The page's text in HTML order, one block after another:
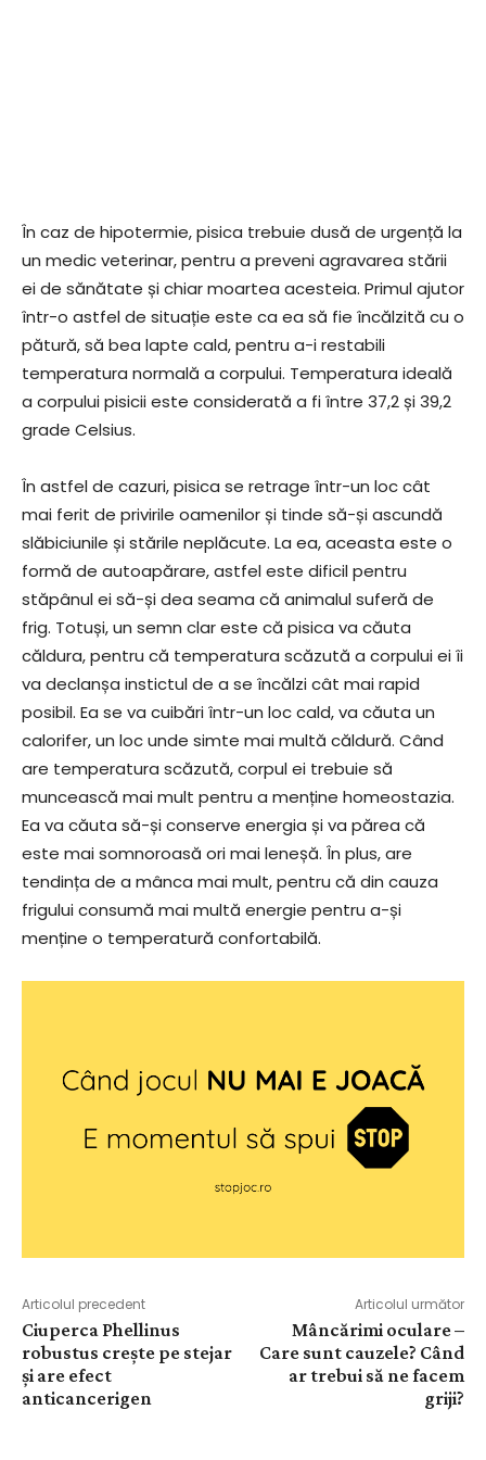
În caz de hipotermie, pisica trebuie dusă de urgență la
un medic veterinar, pentru a preveni agravarea stării
ei de sănătate și chiar moartea acesteia. Primul ajutor
într-o astfel de situație este ca ea să fie încălzită cu o
pătură, să bea lapte cald, pentru a-i restabili
temperatura normală a corpului. Temperatura ideală
a corpului pisicii este considerată a fi între 37,2 și 39,2
grade Celsius.
În astfel de cazuri, pisica se retrage într-un loc cât
mai ferit de privirile oamenilor și tinde să-și ascundă
slăbiciunile și stările neplăcute. La ea, aceasta este o
formă de autoapărare, astfel este dificil pentru
stăpânul ei să-și dea seama că animalul suferă de
frig. Totuși, un semn clar este că pisica va căuta
căldura, pentru că temperatura scăzută a corpului ei îi
va declanșa instictul de a se încălzi cât mai rapid
posibil. Ea se va cuibări într-un loc cald, va căuta un
calorifer, un loc unde simte mai multă căldură. Când
are temperatura scăzută, corpul ei trebuie să
muncească mai mult pentru a menține homeostazia.
Ea va căuta să-și conserve energia și va părea că
este mai somnoroasă ori mai leneșă. În plus, are
tendința de a mânca mai mult, pentru că din cauza
frigului consumă mai multă energie pentru a-și
menține o temperatură confortabilă.
Articolul precedent
Ciuperca Phellinus
robustus crește pe stejar
și are efect
anticancerigen
Articolul următor
Mâncărimi oculare –
Care sunt cauzele? Când
ar trebui să ne facem
griji?